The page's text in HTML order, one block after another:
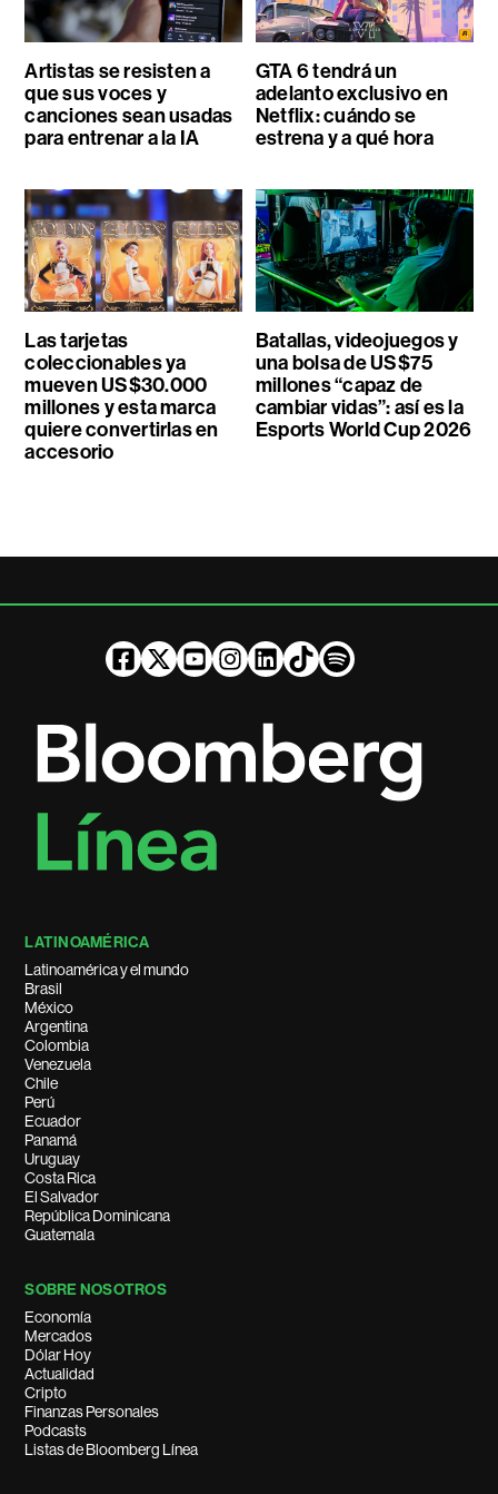
Artistas se resisten a
que sus voces y
canciones sean usadas
para entrenar a la IA
GTA 6 tendrá un
adelanto exclusivo en
Netflix: cuándo se
estrena y a qué hora
Las tarjetas
coleccionables ya
mueven US$30.000
millones y esta marca
quiere convertirlas en
accesorio
Batallas, videojuegos y
una bolsa de US$75
millones “capaz de
cambiar vidas”: así es la
Esports World Cup 2026
LATINOAMÉRICA
Latinoamérica y el mundo
Brasil
México
Argentina
Colombia
Venezuela
Chile
Perú
Ecuador
Panamá
Uruguay
Costa Rica
El Salvador
República Dominicana
Guatemala
SOBRE NOSOTROS
Economía
Mercados
Dólar Hoy
Actualidad
Cripto
Finanzas Personales
Podcasts
Listas de Bloomberg Línea